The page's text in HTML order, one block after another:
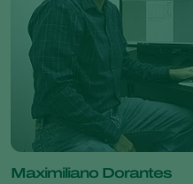
Maximiliano Dorantes